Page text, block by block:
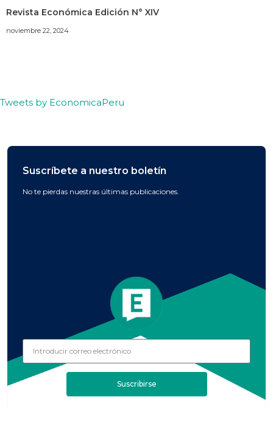
Revista Económica Edición N° XIV
noviembre 22, 2024
Tweets by EconomicaPeru
Suscríbete a nuestro boletín
No te pierdas nuestras últimas publicaciones.
Suscribirse